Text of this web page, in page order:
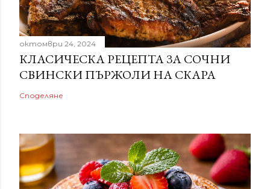
октомври 24, 2024
КЛАСИЧЕСКА РЕЦЕПТА ЗА СОЧНИ
СВИНСКИ ПЪРЖОЛИ НА СКАРА
Споделяне